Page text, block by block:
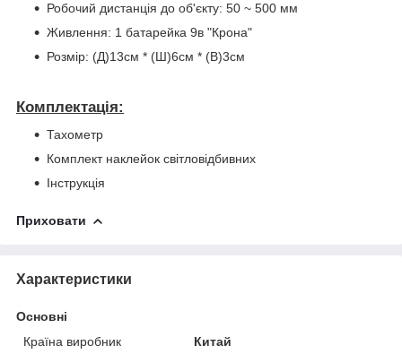
Робочий дистанція до об'єкту: 50 ~ 500 мм
Живлення: 1 батарейка 9в "Крона"
Розмір: (Д)13см * (Ш)6см * (В)3см
Комплектація:
Тахометр
Комплект наклейок світловідбивних
Інструкція
Приховати
Характеристики
Основні
Країна виробник
Китай